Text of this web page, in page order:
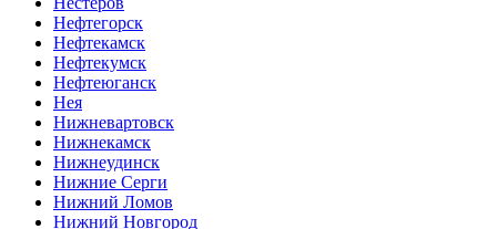
Нефтегорск
Нефтекамск
Нефтекумск
Нефтеюганск
Нея
Нижневартовск
Нижнекамск
Нижнеудинск
Нижние Серги
Нижний Ломов
Нижний Новгород